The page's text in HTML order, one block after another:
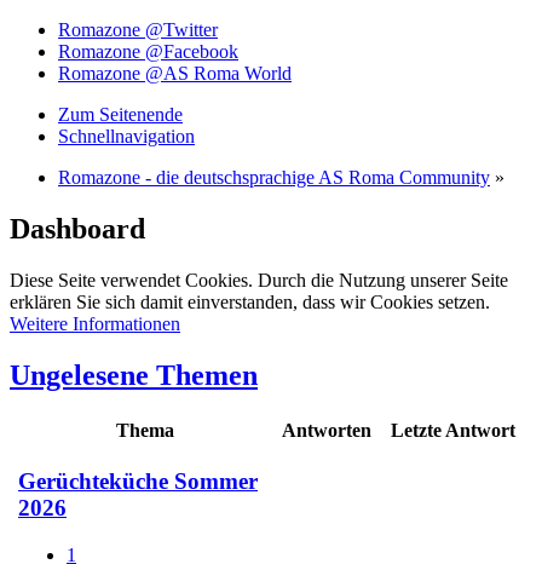
Romazone @Twitter
Romazone @Facebook
Romazone @AS Roma World
Zum Seitenende
Schnellnavigation
Romazone - die deutschsprachige AS Roma Community »
Dashboard
Diese Seite verwendet Cookies. Durch die Nutzung unserer Seite
erklären Sie sich damit einverstanden, dass wir Cookies setzen.
Weitere Informationen
Ungelesene Themen
Thema Antworten Letzte Antwort
Gerüchteküche Sommer
2026
1